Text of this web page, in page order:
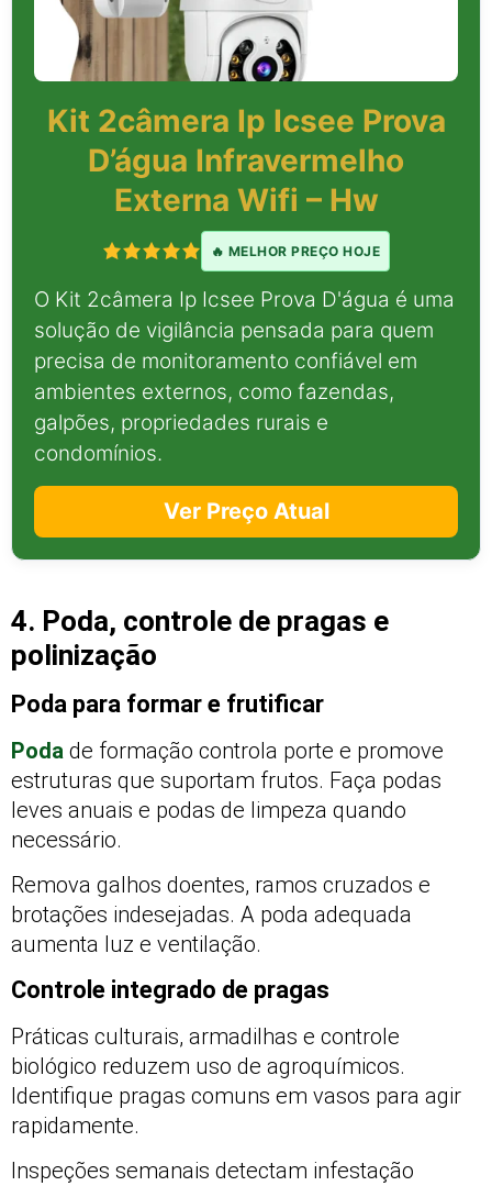
Kit 2câmera Ip Icsee Prova
D’água Infravermelho
Externa Wifi – Hw
🔥 MELHOR PREÇO HOJE
O Kit 2câmera Ip Icsee Prova D'água é uma
solução de vigilância pensada para quem
precisa de monitoramento confiável em
ambientes externos, como fazendas,
galpões, propriedades rurais e
condomínios.
Ver Preço Atual
4. Poda, controle de pragas e
polinização
Poda para formar e frutificar
Poda de formação controla porte e promove
estruturas que suportam frutos. Faça podas
leves anuais e podas de limpeza quando
necessário.
Remova galhos doentes, ramos cruzados e
brotações indesejadas. A poda adequada
aumenta luz e ventilação.
Controle integrado de pragas
Práticas culturais, armadilhas e controle
biológico reduzem uso de agroquímicos.
Identifique pragas comuns em vasos para agir
rapidamente.
Inspeções semanais detectam infestação